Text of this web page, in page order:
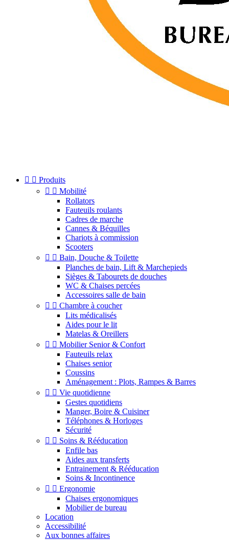
  Produits
  Mobilité
Rollators
Fauteuils roulants
Cadres de marche
Cannes & Béquilles
Chariots à commission
Scooters
  Bain, Douche & Toilette
Planches de bain, Lift & Marchepieds
Sièges & Tabourets de douches
WC & Chaises percées
Accessoires salle de bain
  Chambre à coucher
Lits médicalisés
Aides pour le lit
Matelas & Oreillers
  Mobilier Senior & Confort
Fauteuils relax
Chaises senior
Coussins
Aménagement : Plots, Rampes & Barres
  Vie quotidienne
Gestes quotidiens
Manger, Boire & Cuisiner
Téléphones & Horloges
Sécurité
  Soins & Rééducation
Enfile bas
Aides aux transferts
Entrainement & Rééducation
Soins & Incontinence
  Ergonomie
Chaises ergonomiques
Mobilier de bureau
Location
Accessibilité
Aux bonnes affaires